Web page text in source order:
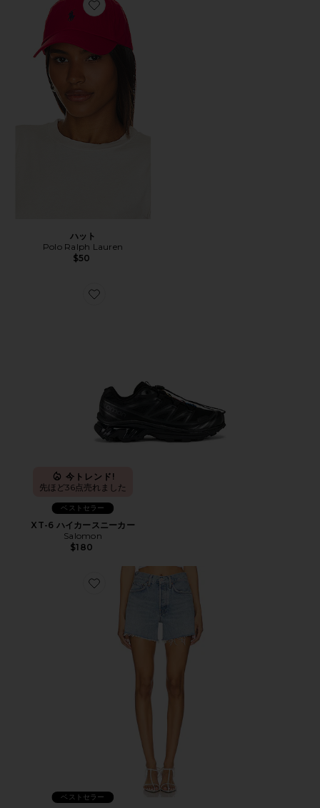
Favorite ハット
ハット
Polo Ralph Lauren
$50
Favorite XT-6 ハイカースニーカー
今トレンド!
先ほど36点売れました
ベストセラー
XT-6 ハイカースニーカー
Salomon
$180
Favorite PARKER ショートパンツ
ベストセラー